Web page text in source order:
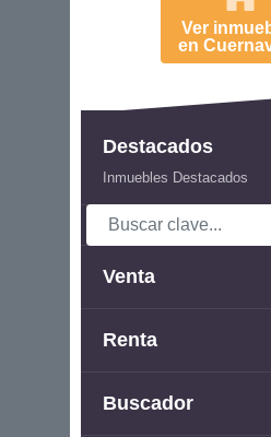
Ver
en
Destacados
Inmuebles Destacados
Venta
Renta
Buscador